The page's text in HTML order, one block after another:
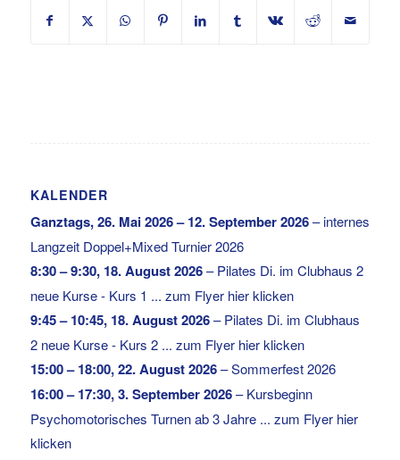
KALENDER
Ganztags,26. Mai 2026– 12. September 2026–internes
Langzeit Doppel+Mixed Turnier 2026
8:30– 9:30, 18. August 2026–Pilates Di. im Clubhaus 2
neue Kurse - Kurs 1 ... zum Flyer hier klicken
9:45– 10:45, 18. August 2026–Pilates Di. im Clubhaus
2 neue Kurse - Kurs 2 ... zum Flyer hier klicken
15:00– 18:00,22. August 2026–Sommerfest 2026
16:00– 17:30,3. September 2026–Kursbeginn
Psychomotorisches Turnen ab 3 Jahre ... zum Flyer hier
klicken